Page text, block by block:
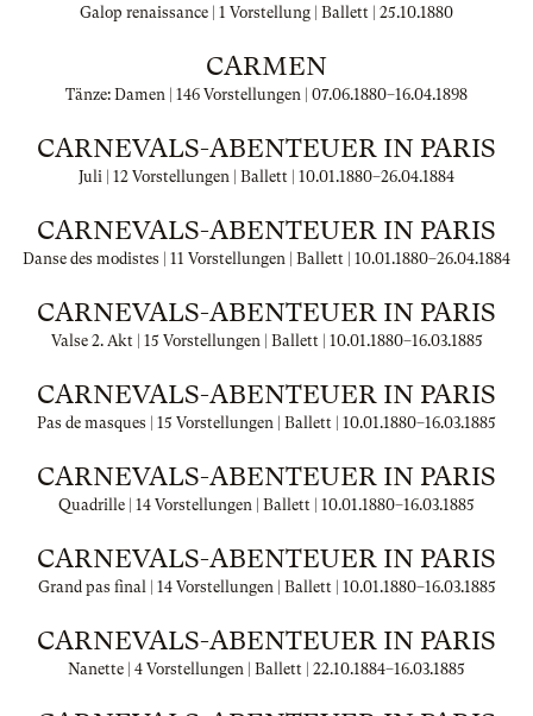
Galop renaissance | 1 Vorstellung | Ballett | 25.10.1880
CARMEN
Tänze: Damen | 146 Vorstellungen | 07.06.1880–16.04.1898
CARNEVALS-ABENTEUER IN PARIS
Juli | 12 Vorstellungen | Ballett | 10.01.1880–26.04.1884
CARNEVALS-ABENTEUER IN PARIS
Danse des modistes | 11 Vorstellungen | Ballett | 10.01.1880–26.04.1884
CARNEVALS-ABENTEUER IN PARIS
Valse 2. Akt | 15 Vorstellungen | Ballett | 10.01.1880–16.03.1885
CARNEVALS-ABENTEUER IN PARIS
Pas de masques | 15 Vorstellungen | Ballett | 10.01.1880–16.03.1885
CARNEVALS-ABENTEUER IN PARIS
Quadrille | 14 Vorstellungen | Ballett | 10.01.1880–16.03.1885
CARNEVALS-ABENTEUER IN PARIS
Grand pas final | 14 Vorstellungen | Ballett | 10.01.1880–16.03.1885
CARNEVALS-ABENTEUER IN PARIS
Nanette | 4 Vorstellungen | Ballett | 22.10.1884–16.03.1885